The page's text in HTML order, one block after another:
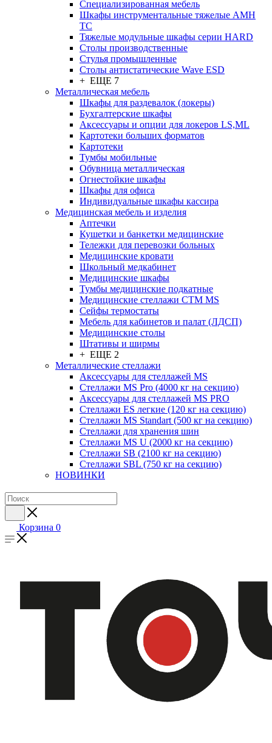
Cпециализированная мебель
Шкафы инструментальные тяжелые AMH
TC
Тяжелые модульные шкафы серии HARD
Столы производственные
Стулья промышленные
Столы антистатические Wave ESD
+ ЕЩЕ 7
Металлическая мебель
Шкафы для раздевалок (локеры)
Бухгалтерские шкафы
Аксессуары и опции для локеров LS,ML
Картотеки больших форматов
Картотеки
Тумбы мобильные
Обувница металлическая
Огнестойкие шкафы
Шкафы для офиса
Индивидуальные шкафы кассира
Медицинская мебель и изделия
Аптечки
Кушетки и банкетки медицинские
Тележки для перевозки больных
Медицинские кровати
Школьный медкабинет
Медицинские шкафы
Тумбы медицинские подкатные
Медицинские стеллажи CTM MS
Сейфы термостаты
Мебель для кабинетов и палат (ЛДСП)
Медицинские столы
Штативы и ширмы
+ ЕЩЕ 2
Металлические стеллажи
Аксессуары для стеллажей MS
Стеллажи MS Pro (4000 кг на секцию)
Аксессуары для стеллажей MS PRO
Стеллажи ES легкие (120 кг на секцию)
Стеллажи MS Standart (500 кг на секцию)
Стеллажи для хранения шин
Стеллажи MS U (2000 кг на секцию)
Стеллажи SB (2100 кг на секцию)
Стеллажи SBL (750 кг на секцию)
НОВИНКИ
Корзина 0